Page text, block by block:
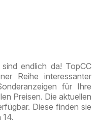
endlich da! TopCC
Reihe interessanter
für Ihre
Preisen. Die aktuellen
Diese finden sie
14.